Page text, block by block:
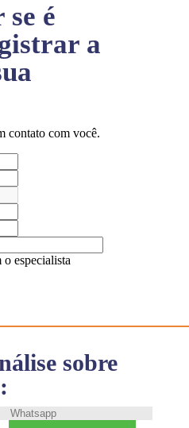
sobre
se é
a
contato com você.
o especialista